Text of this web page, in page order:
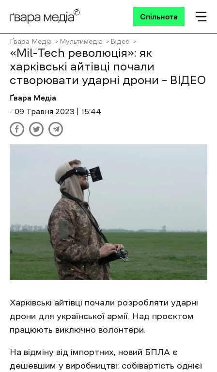
Спільнота
Ґвара Медіа Мультимедіа Відео
«Mil-Tech революція»: як
харківські айтівці почали
створювати ударні дрони – ВІДЕО
Ґвара Медіа
- 09 Травня 2023 | 15:44
Харківські айтівці почали розробляти ударні
дрони для української армії. Над проєктом
працюють виключно волонтери.
На відміну від імпортних, новий БПЛА є
дешевшим у виробництві: собівартість однієї